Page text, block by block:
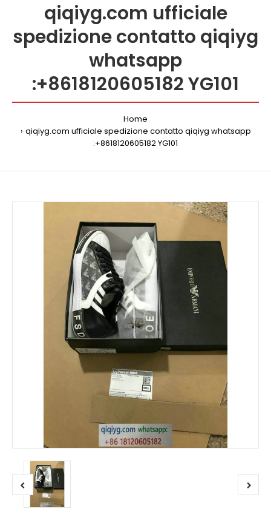
qiqiyg.com ufficiale
spedizione contatto qiqiyg
whatsapp
:+8618120605182 YG101
Home
qiqiyg.com ufficiale spedizione contatto qiqiyg whatsapp
:+8618120605182 YG101